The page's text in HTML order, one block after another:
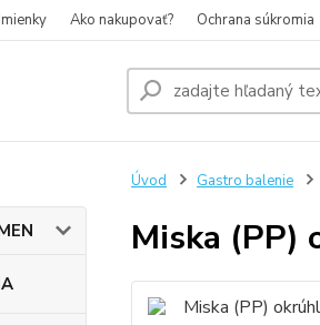
Ako nakupovať? Ochrana súkromia
Úvod Gastro balenie
Miska (PP)